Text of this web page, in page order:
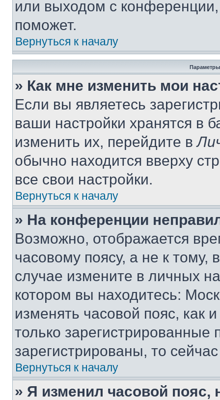
или выходом с
поможет.
Вернуться к началу
Параметры
» Как мне изменить мои
Если вы являетесь
ваши настройки хранятся в
изменить их, перейдите в
обычно находится вверху
все свои настройки.
Вернуться к началу
» На конференции
Возможно, отображается
часовому поясу, а не к тому,
случае измените в личных
котором вы находитесь:
изменять часовой пояс, как
только
зарегистрированы, то
Вернуться к началу
» Я изменил часовой пояс,